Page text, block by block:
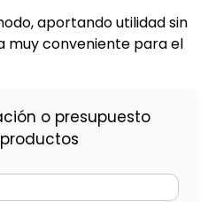
aportando utilidad sin
muy conveniente para el
o presupuesto